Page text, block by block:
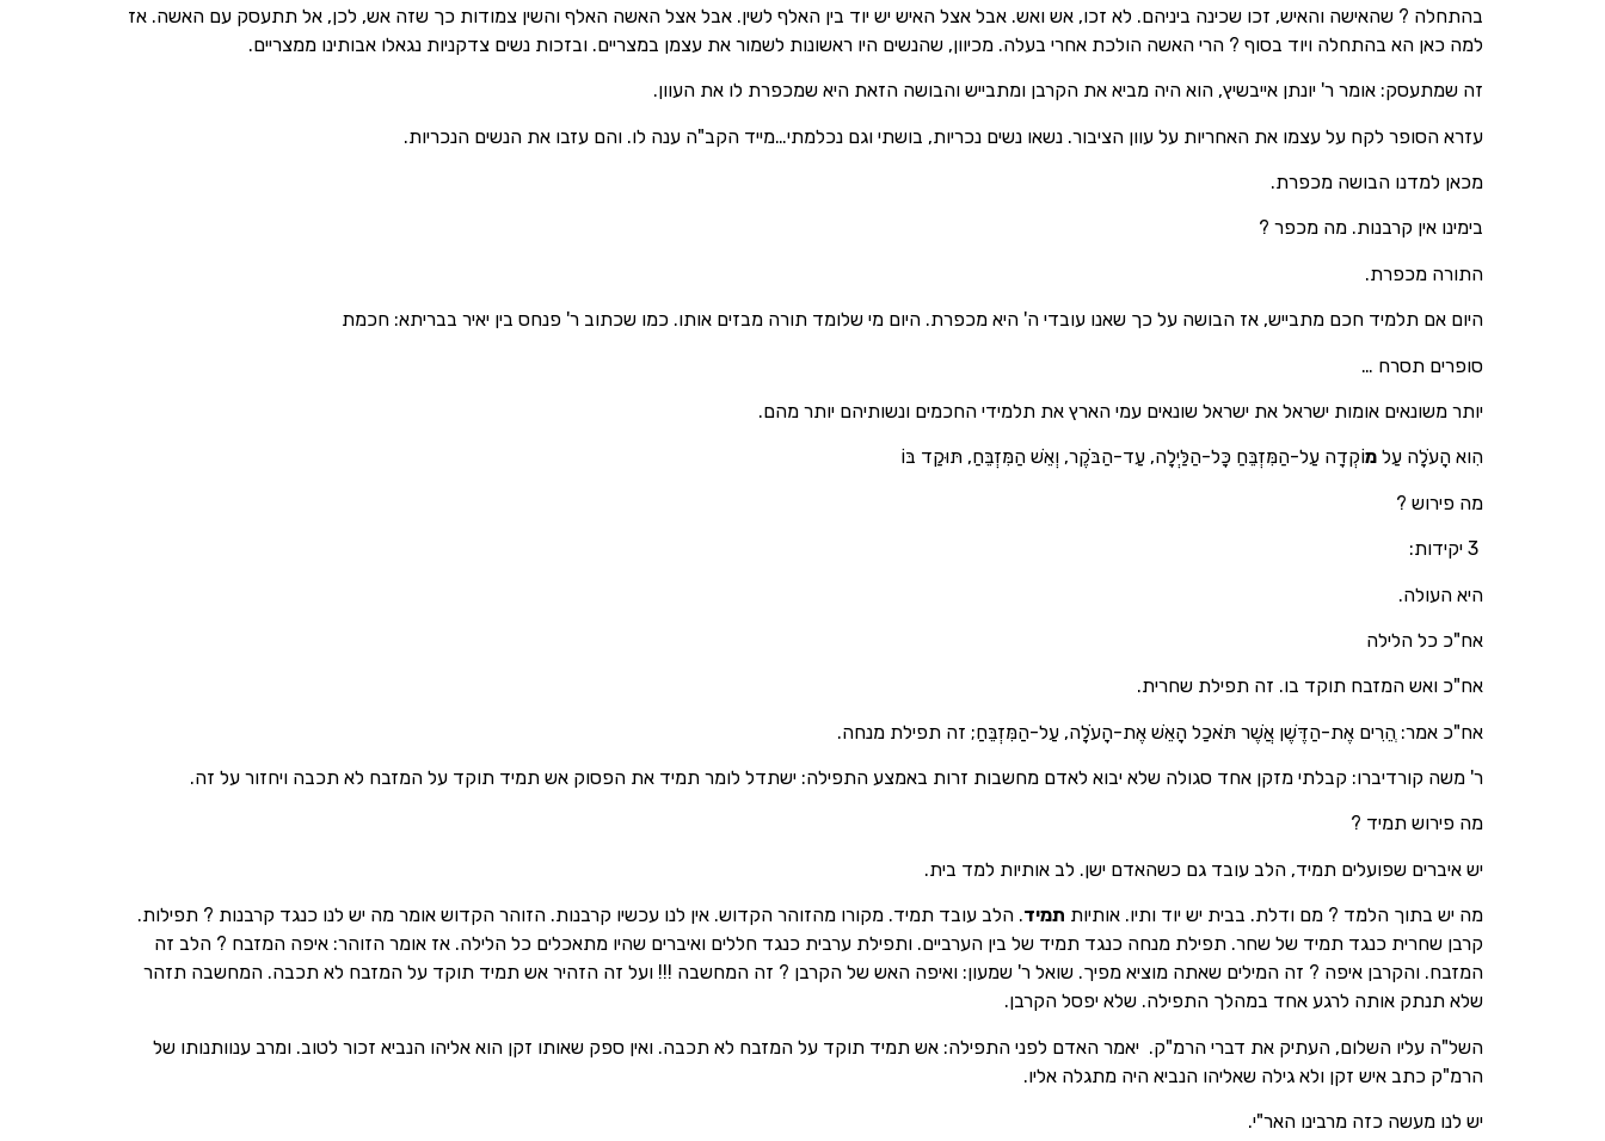
בהתחלה ? שהאישה והאיש, זכו שכינה ביניהם. לא זכו, אש ואש. אבל אצל האיש יש יוד בין האלף לשין. אבל אצל האשה האלף והשין צמודות כך שזה אש, לכן, אל תתעסק עם האשה. אז
למה כאן הא בהתחלה ויוד בסוף ? הרי האשה הולכת אחרי בעלה. מכיוון, שהנשים היו ראשונות לשמור את עצמן במצריים. ובזכות נשים צדקניות נגאלו אבותינו ממצריים.
זה שמתעסק: אומר ר' יונתן אייבשיץ, הוא היה מביא את הקרבן ומתבייש והבושה הזאת היא שמכפרת לו את העוון.
עזרא הסופר לקח על עצמו את האחריות על עוון הציבור. נשאו נשים נכריות, בושתי וגם נכלמתי…מייד הקב"ה ענה לו. והם עזבו את הנשים הנכריות.
מכאן למדנו הבושה מכפרת.
בימינו אין קרבנות. מה מכפר ?
התורה מכפרת.
היום אם תלמיד חכם מתבייש, אז הבושה על כך שאנו עובדי ה' היא מכפרת. היום מי שלומד תורה מבזים אותו. כמו שכתוב ר' פנחס בין יאיר בבריתא: חכמת
סופרים תסרח …
יותר משונאים אומות ישראל את ישראל שונאים עמי הארץ את תלמידי החכמים ונשותיהם יותר מהם.
הִוא הָעֹלָה עַל מוֹקְדָה עַל-הַמִּזְבֵּחַ כָּל-הַלַּיְלָה, עַד-הַבֹּקֶר, וְאֵשׁ הַמִּזְבֵּחַ, תּוּקַד בּוֹ
מה פירוש ?
היא העולה.
אח"כ כל הלילה
אח"כ ואש המזבח תוקד בו. זה תפילת שחרית.
אח"כ אמר: ְהֵרִים אֶת-הַדֶּשֶׁן אֲשֶׁר תֹּאכַל הָאֵשׁ אֶת-הָעֹלָה, עַל-הַמִּזְבֵּחַ; זה תפילת מנחה.
ר' משה קורדיברו: קבלתי מזקן אחד סגולה שלא יבוא לאדם מחשבות זרות באמצע התפילה: ישתדל לומר תמיד את הפסוק אש תמיד תוקד על המזבח לא תכבה ויחזור על זה.
מה פירוש תמיד ?
יש איברים שפועלים תמיד, הלב עובד גם כשהאדם ישן. לב אותיות למד בית.
מה יש בתוך הלמד ? מם ודלת. בבית יש יוד ותיו. אותיות תמיד. הלב עובד תמיד. מקורו מהזוהר הקדוש. אין לנו עכשיו קרבנות. הזוהר הקדוש אומר מה יש לנו כנגד קרבנות ? תפילות.
קרבן שחרית כנגד תמיד של שחר. תפילת מנחה כנגד תמיד של בין הערביים. ותפילת ערבית כנגד חללים ואיברים שהיו מתאכלים כל הלילה. אז אומר הזוהר: איפה המזבח ? הלב זה
המזבח. והקרבן איפה ? זה המילים שאתה מוציא מפיך. שואל ר' שמעון: ואיפה האש של הקרבן ? זה המחשבה !!! ועל זה הזהיר אש תמיד תוקד על המזבח לא תכבה. המחשבה תזהר
שלא תנתק אותה לרגע אחד במהלך התפילה. שלא יפסל הקרבן.
השל"ה עליו השלום, העתיק את דברי הרמ"ק. יאמר האדם לפני התפילה: אש תמיד תוקד על המזבח לא תכבה. ואין ספק שאותו זקן הוא אליהו הנביא זכור לטוב. ומרב ענוותנותו של
הרמ"ק כתב איש זקן ולא גילה שאליהו הנביא היה מתגלה אליו.
יש לנו מעשה כזה מרבינו האר"י.